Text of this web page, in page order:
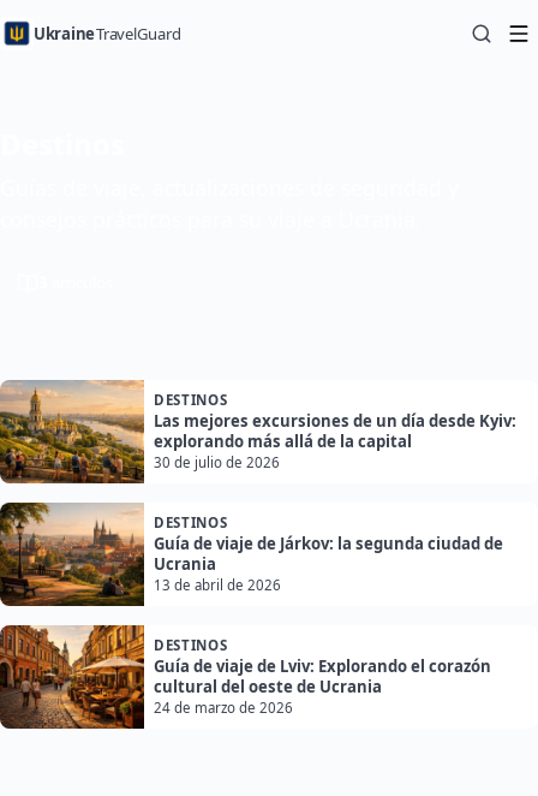
UkraineTravelGuard
DESTINOS
Las mejores excursiones de un día desde Kyiv:
explorando más allá de la capital
30 de julio de 2026
DESTINOS
Guía de viaje de Járkov: la segunda ciudad de
Ucrania
13 de abril de 2026
DESTINOS
Guía de viaje de Lviv: Explorando el corazón
cultural del oeste de Ucrania
24 de marzo de 2026